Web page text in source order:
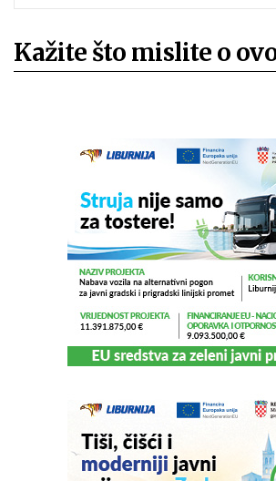
Kažite što mislite o